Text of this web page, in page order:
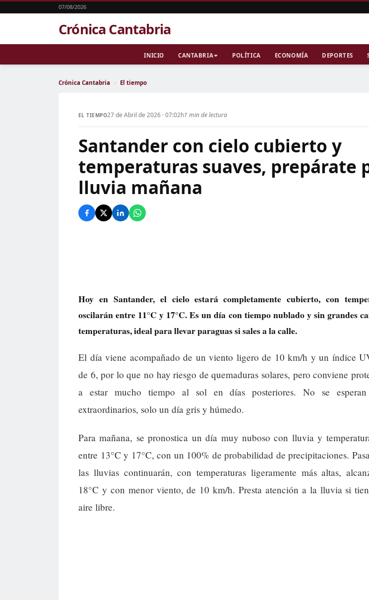
07/08/2026
Crónica Cantabria
INICIO CANTABRIA POLÍTICA ECONOMÍA DEPORTES
Crónica Cantabria › El tiempo
EL TIEMPO27 de Abril de 2026 · 07:02h1 min de lectura
Santander con cielo cubierto y
temperaturas suaves, prepárate
lluvia mañana
Hoy en Santander, el cielo estará completamente cubierto, con
oscilarán entre 11°C y 17°C. Es un día con tiempo nublado y sin grandes
temperaturas, ideal para llevar paraguas si sales a la calle.
El día viene acompañado de un viento ligero de 10 km/h y un índice
de 6, por lo que no hay riesgo de quemaduras solares, pero conviene
a estar mucho tiempo al sol en días posteriores. No se esperan
extraordinarios, solo un día gris y húmedo.
Para mañana, se pronostica un día muy nuboso con lluvia y
entre 13°C y 17°C, con un 100% de probabilidad de precipitaciones.
las lluvias continuarán, con temperaturas ligeramente más altas,
18°C y con menor viento, de 10 km/h. Presta atención a la lluvia si
aire libre.